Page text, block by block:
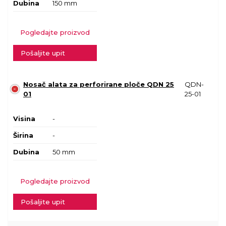
Dubina 150 mm
Pogledajte proizvod
Pošaljite upit
Nosač alata za perforirane ploče QDN 25
01
QDN-
25-01
Visina -
Širina -
Dubina 50 mm
Pogledajte proizvod
Pošaljite upit